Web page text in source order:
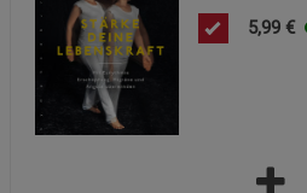
5,99 €
Beschreibung Marketing Cookies
Cookie-Informationen